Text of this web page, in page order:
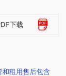
下载
租用售后包含